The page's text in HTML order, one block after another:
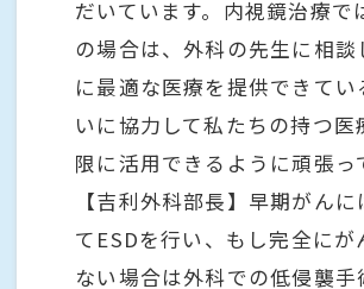
だいています。内視鏡治療で
の場合は、外科の先生に相談
に最適な医療を提供できてい
いに協力して私たちの持つ医
限に活用できるように頑張っ
【吉利外科部長】早期がん
てESDを行い、もし完全にが
ない場合は外科での低侵襲手